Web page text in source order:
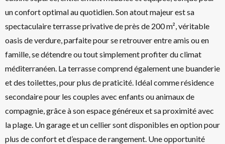
un confort optimal au quotidien. Son atout majeur est sa
spectaculaire terrasse privative de près de 200 m², véritable
oasis de verdure, parfaite pour se retrouver entre amis ou en
famille, se détendre ou tout simplement profiter du climat
méditerranéen. La terrasse comprend également une buanderie
et des toilettes, pour plus de praticité. Idéal comme résidence
secondaire pour les couples avec enfants ou animaux de
compagnie, grâce à son espace généreux et sa proximité avec
la plage. Un garage et un cellier sont disponibles en option pour
plus de confort et d’espace de rangement. Une opportunité